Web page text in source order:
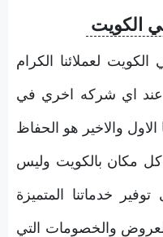
الكويت
لعملائنا الكرام
عند اي شركه اخري في
والاخير هو الحفاظ
مكان بالكويت وليس
خدماتنا المتميزة
والخصومات التي